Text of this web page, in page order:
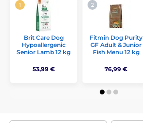
Brit Care Dog
Hypoallergenic
Senior Lamb 12 kg
53,99 €
Fitmin Dog Purity
GF Adult & Junior
Fish Menu 12 kg
76,99 €